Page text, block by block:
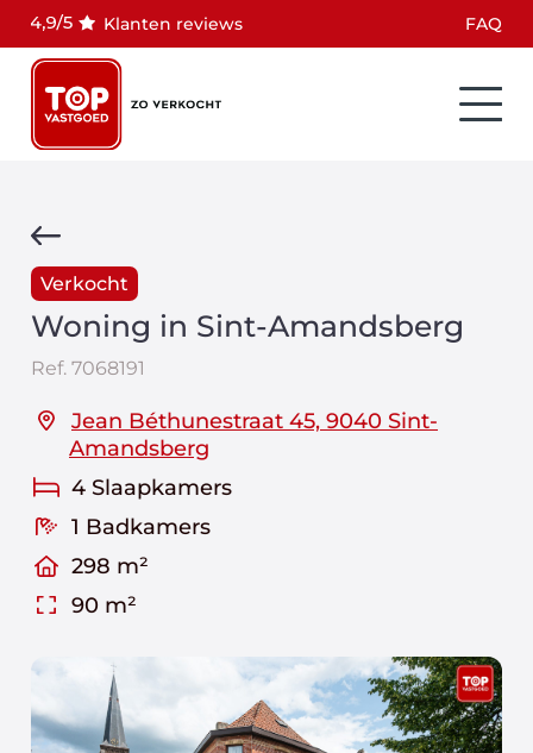
Klanten reviews FAQ
Verkocht
Woning in Sint-Amandsberg
Ref. 7068191
Jean Béthunestraat 45, 9040 Sint-
Amandsberg
4 Slaapkamers
1 Badkamers
298 m²
90 m²